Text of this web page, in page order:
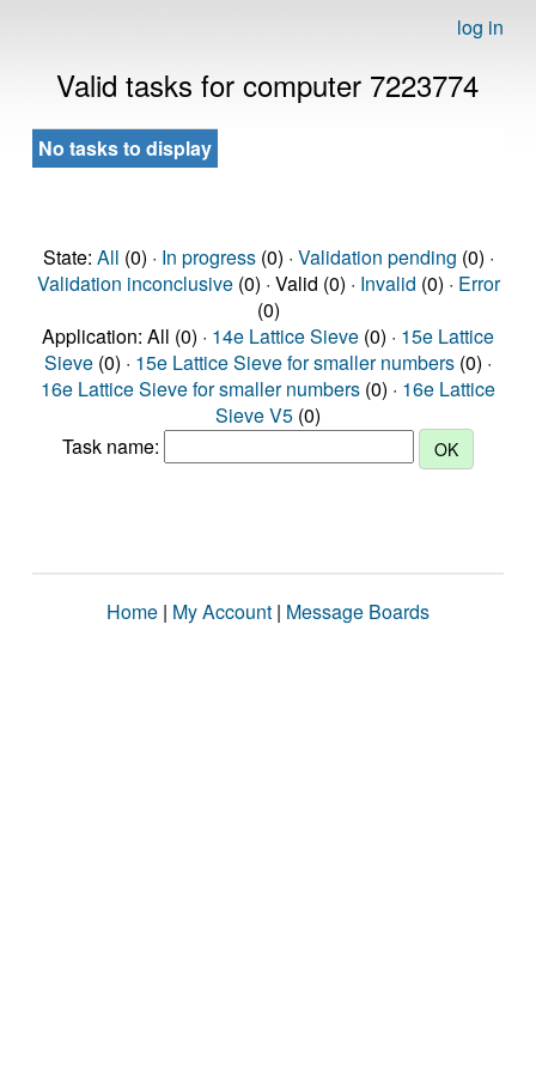
log in
Valid tasks for computer 7223774
No tasks to display
State: All (0) · In progress(0) · Validation pending (0) ·
Validation inconclusive(0) · Valid (0) · Invalid (0) · Error
(0)
Application: All (0) · 14e Lattice Sieve (0) · 15e Lattice
Sieve (0) · 15e Lattice Sieve for smaller numbers (0) ·
16e Lattice Sieve for smaller numbers (0) · 16e Lattice
Sieve V5 (0)
Task name:
Home | My Account | Message Boards